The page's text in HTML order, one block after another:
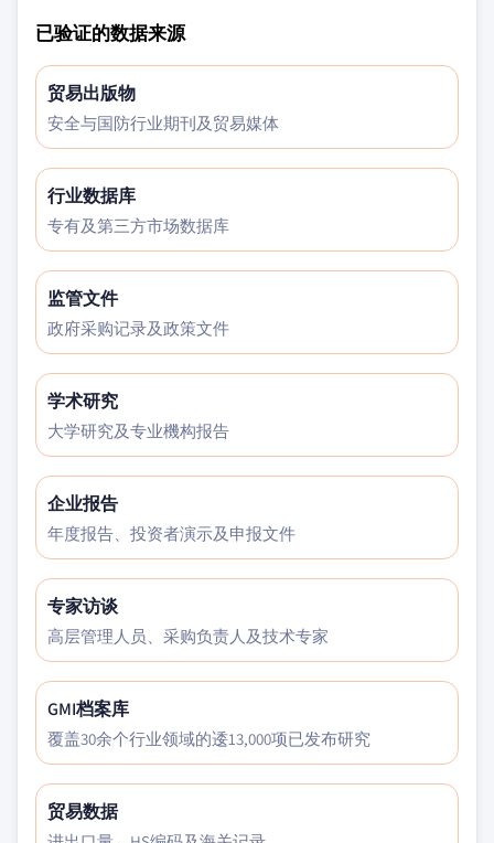
已验证的数据来源
贸易出版物
安全与国防行业期刊及贸易媒体
行业数据库
专有及第三方市场数据库
监管文件
政府采购记录及政策文件
学术研究
大学研究及专业機构报告
企业报告
年度报告、投资者演示及申报文件
专家访谈
高层管理人员、采购负责人及技术专家
GMI档案库
覆盖30余个行业领域的逶13,000项已发布研究
贸易数据